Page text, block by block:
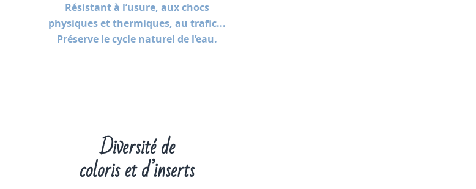
Résistant à l’usure, aux chocs
physiques et thermiques, au trafic...
Préserve le cycle naturel de l’eau.
Diversité de
coloris et d’inserts